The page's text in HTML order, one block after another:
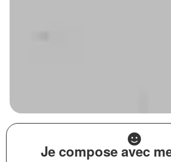
Je compose avec